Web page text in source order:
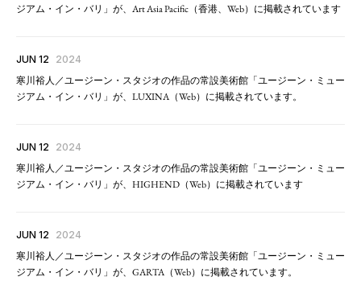
ジアム・イン・バリ」が、Art Asia Pacific（香港、Web）に掲載されています
JUN 12 2024
寒川裕人／ユージーン・スタジオの作品の常設美術館「ユージーン・ミュー
ジアム・イン・バリ」が、LUXINA（Web）に掲載されています。
JUN 12 2024
寒川裕人／ユージーン・スタジオの作品の常設美術館「ユージーン・ミュー
ジアム・イン・バリ」が、HIGHEND（Web）に掲載されています
JUN 12 2024
寒川裕人／ユージーン・スタジオの作品の常設美術館「ユージーン・ミュー
ジアム・イン・バリ」が、GARTA（Web）に掲載されています。